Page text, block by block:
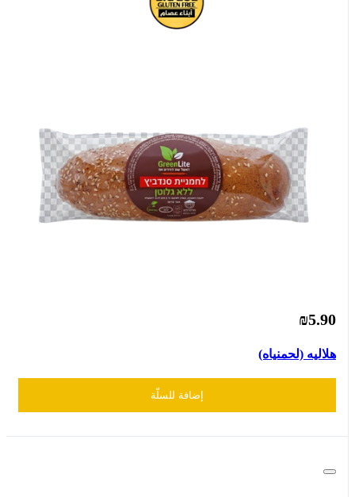
₪5.90
هلاليه (لحمنياه)
إضافة للسلّة